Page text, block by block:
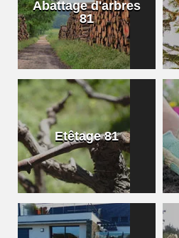
Abattage d'arbres
81
Etêtage 81